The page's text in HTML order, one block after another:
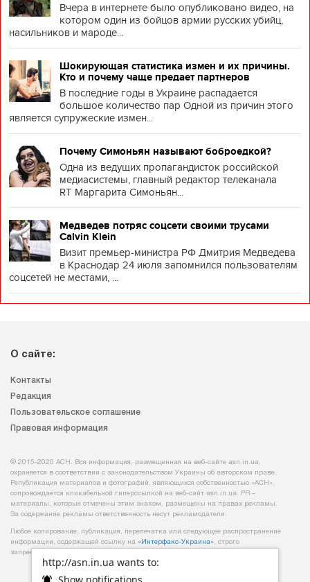
http://asn.in.ua wants to:
Вчера в интернете было опубликовано видео, на
котором один из бойцов армии русских убийц,
насильников и мароде...
Шокирующая статистика измен и их причины.
Кто и почему чаще предает партнеров
В последние годы в Украине распадается
большое количество пар Одной из причин этого
является супружеские измен...
Почему Симоньян называют боброедкой?
Одна из ведущих пропагандисток российской
медиасистемы, главный редактор телеканала
RT Маргарита Симоньян...
Медведев потряс соцсети своими трусами
Calvin Klein
Визит премьер-министра РФ Дмитрия Медведева
в Краснодар 24 июля запомнился пользователям
соцсетей не местами, ...
О сайте:
Контакты
Редакция
Пользовательское соглашение
Правовая информация
© 2015-2020 АСН. Вся информация, размещенная на веб-сайте asn.in.ua,
охраняется в соответствии с законодательством Украины об авторском праве.
Републикация материалов и фотографий, являющихся собственностью «АСН»,
сопровождается кликабельной гиперссылкой на веб-сайт asn.іn.ua. PR –
материалы, которые отмечены этим знаком, размещены на правах рекламы.
За содержание рекламы ответственность несут рекламодатели.
Любое копирование, публикация, перепечатка или следующее распространение
информации, содержащей ссылку на «Интерфакс-Украина», строго
запрещается.